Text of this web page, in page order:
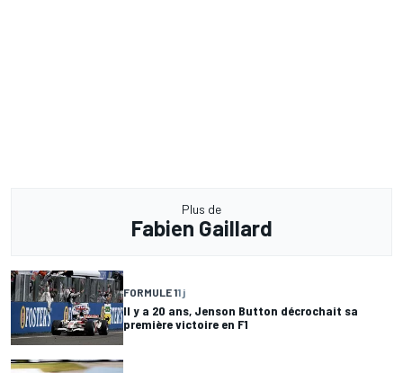
Plus de
Fabien Gaillard
FORMULE 11 j
Il y a 20 ans, Jenson Button décrochait sa
première victoire en F1